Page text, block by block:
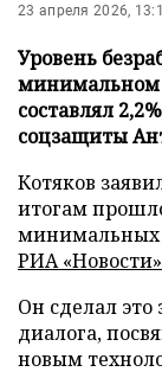
23 апреля 2026,
Уровень
минимальном
составлял
соцзащиты
Котяков
итогам
минимальных
РИА «Новости»
Он сделал это
диалога,
новым